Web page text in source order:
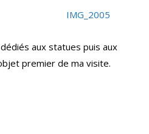
aux statues puis aux
premier de ma visite.